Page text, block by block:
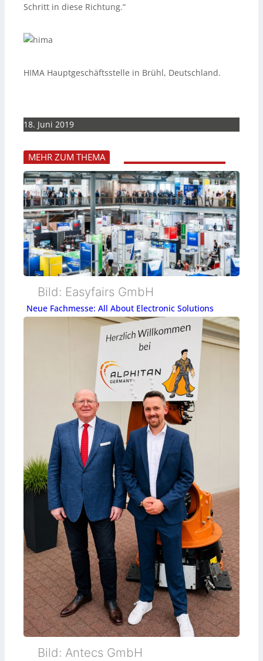
Schritt in diese Richtung.“
HIMA Hauptgeschäftsstelle in Brühl, Deutschland.
18. Juni 2019
MEHR ZUM THEMA
Bild: Easyfairs GmbH
Neue Fachmesse: All About Electronic Solutions
Bild: Antecs GmbH